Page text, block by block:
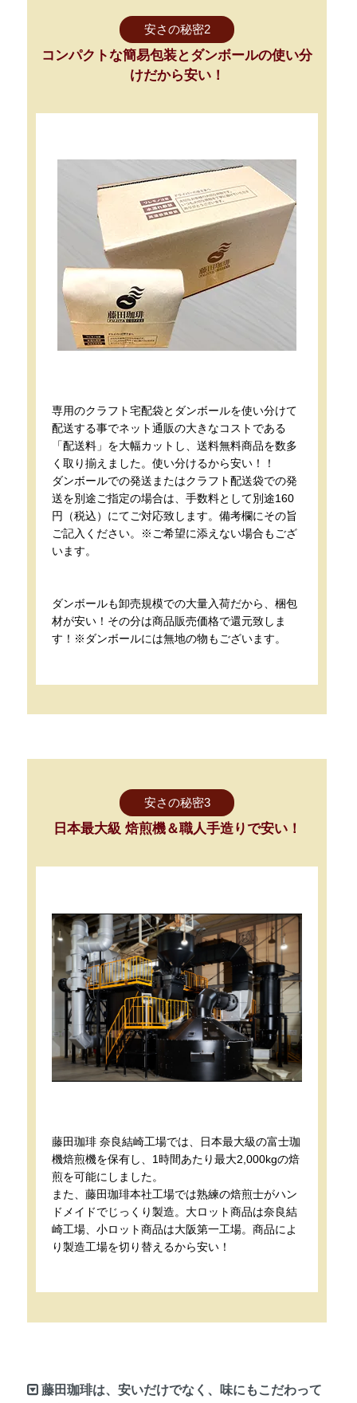
安さの秘密2
コンパクトな簡易包装とダンボールの使い分
けだから安い！
専用のクラフト宅配袋とダンボールを使い分けて
配送する事でネット通販の大きなコストである
「配送料」を大幅カットし、送料無料商品を数多
く取り揃えました。使い分けるから安い！！
ダンボールでの発送またはクラフト配送袋での発
送を別途ご指定の場合は、手数料として別途160
円（税込）にてご対応致します。備考欄にその旨
ご記入ください。※ご希望に添えない場合もござ
います。
ダンボールも卸売規模での大量入荷だから、梱包
材が安い！その分は商品販売価格で還元致しま
す！※ダンボールには無地の物もございます。
安さの秘密3
日本最大級 焙煎機＆職人手造りで安い！
藤田珈琲 奈良結崎工場では、日本最大級の富士珈
機焙煎機を保有し、1時間あたり最大2,000kgの焙
煎を可能にしました。
また、藤田珈琲本社工場では熟練の焙煎士がハン
ドメイドでじっくり製造。大ロット商品は奈良結
崎工場、小ロット商品は大阪第一工場。商品によ
り製造工場を切り替えるから安い！
藤田珈琲は、安いだけでなく、味にもこだわって